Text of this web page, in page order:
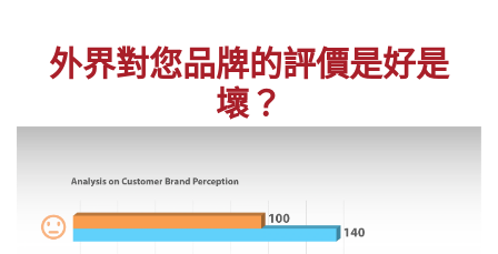
外界對您品牌的評價是好是
壞？